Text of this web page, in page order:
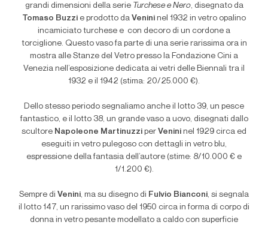
grandi dimensioni della serie Turchese e Nero, disegnato da
Tomaso Buzzi e prodotto da Venini nel 1932 in vetro opalino
incamiciato turchese e con decoro di un cordone a
torciglione. Questo vaso fa parte di una serie rarissima ora in
mostra alle Stanze del Vetro presso la Fondazione Cini a
Venezia nell’esposizione dedicata ai vetri delle Biennali tra il
1932 e il 1942 (stima: 20/25.000 €).
Dello stesso periodo segnaliamo anche il lotto 39, un pesce
fantastico, e il lotto 38, un grande vaso a uovo, disegnati dallo
scultore Napoleone Martinuzzi per Venini nel 1929 circa ed
eseguiti in vetro pulegoso con dettagli in vetro blu,
espressione della fantasia dell’autore (stime: 8/10.000 € e
1/1.200 €).
Sempre di Venini, ma su disegno di Fulvio Bianconi, si segnala
il lotto 147, un rarissimo vaso del 1950 circa in forma di corpo di
donna in vetro pesante modellato a caldo con superficie